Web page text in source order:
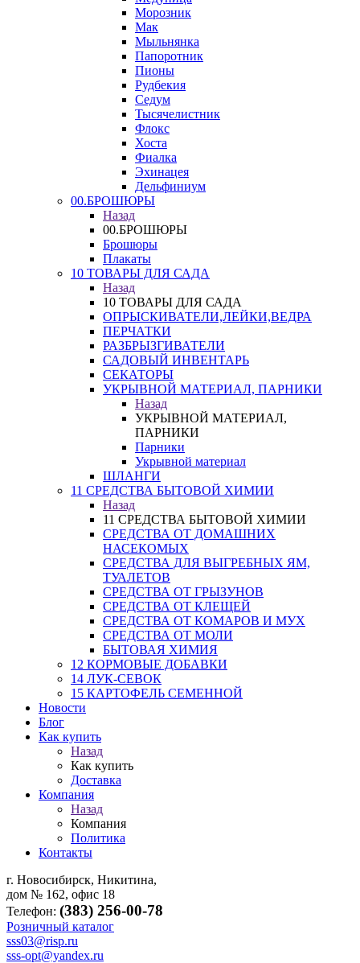
Морозник
Мак
Мыльнянка
Папоротник
Пионы
Рудбекия
Седум
Тысячелистник
Флокс
Хоста
Фиалка
Эхинацея
Дельфиниум
00.БРОШЮРЫ
Назад
00.БРОШЮРЫ
Брошюры
Плакаты
10 ТОВАРЫ ДЛЯ САДА
Назад
10 ТОВАРЫ ДЛЯ САДА
ОПРЫСКИВАТЕЛИ,ЛЕЙКИ,ВЕДРА
ПЕРЧАТКИ
РАЗБРЫЗГИВАТЕЛИ
САДОВЫЙ ИНВЕНТАРЬ
СЕКАТОРЫ
УКРЫВНОЙ МАТЕРИАЛ, ПАРНИКИ
Назад
УКРЫВНОЙ МАТЕРИАЛ,
ПАРНИКИ
Парники
Укрывной материал
ШЛАНГИ
11 СРЕДСТВА БЫТОВОЙ ХИМИИ
Назад
11 СРЕДСТВА БЫТОВОЙ ХИМИИ
СРЕДСТВА ОТ ДОМАШНИХ
НАСЕКОМЫХ
СРЕДСТВА ДЛЯ ВЫГРЕБНЫХ ЯМ,
ТУАЛЕТОВ
СРЕДСТВА ОТ ГРЫЗУНОВ
СРЕДСТВА ОТ КЛЕЩЕЙ
СРЕДСТВА ОТ КОМАРОВ И МУХ
СРЕДСТВА ОТ МОЛИ
БЫТОВАЯ ХИМИЯ
12 КОРМОВЫЕ ДОБАВКИ
14 ЛУК-СЕВОК
15 КАРТОФЕЛЬ СЕМЕННОЙ
Новости
Блог
Как купить
Назад
Как купить
Доставка
Компания
Назад
Компания
Политика
Контакты
г. Новосибирск, Никитина,
дом № 162, офис 18
Телефон: (383) 256-00-78
Розничный каталог
sss03@risp.ru
sss-opt@yandex.ru